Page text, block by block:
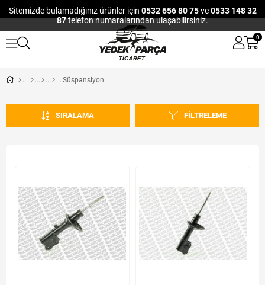
Sitemizde bulamadığınız ürünler için 0532 656 80 75ve0533 148 32
87telefon numaralarından ulaşabilirsiniz.
0
Süspansiyon
FILTRELEME
SIRALAMA